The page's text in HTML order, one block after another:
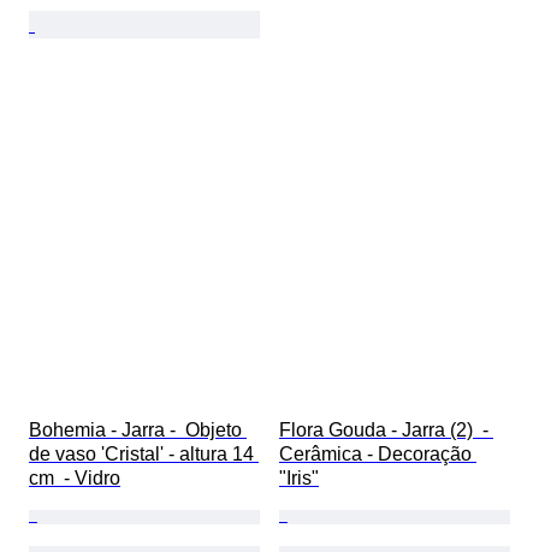
Bohemia - Jarra -  Objeto
de vaso 'Cristal' - altura 14
cm  - Vidro
Flora Gouda - Jarra (2)  -
Cerâmica - Decoração
"Iris"